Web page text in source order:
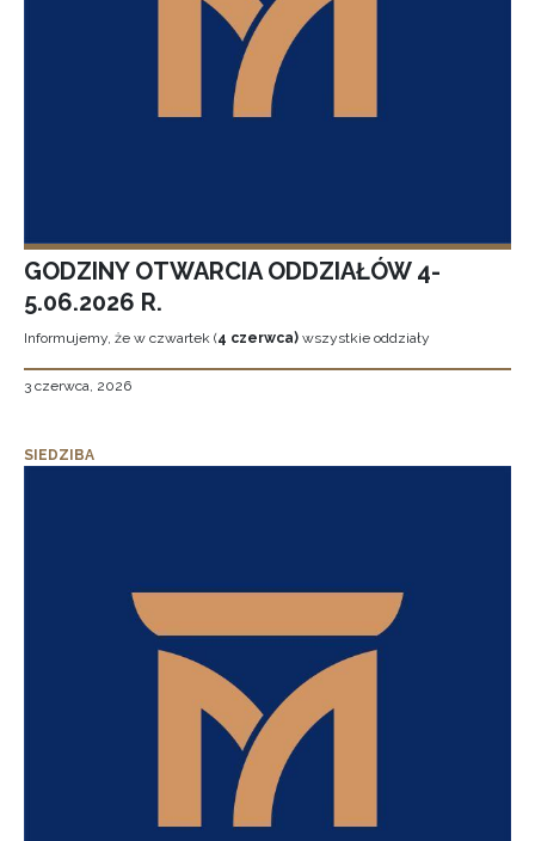
GODZINY OTWARCIA ODDZIAŁÓW 4-
5.06.2026 R.
Informujemy, że w czwartek (4 czerwca) wszystkie oddziały
3 czerwca, 2026
SIEDZIBA